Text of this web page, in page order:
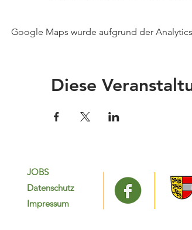
Google Maps wurde aufgrund der
Diese
JOBS
Datenschutz
Impressum